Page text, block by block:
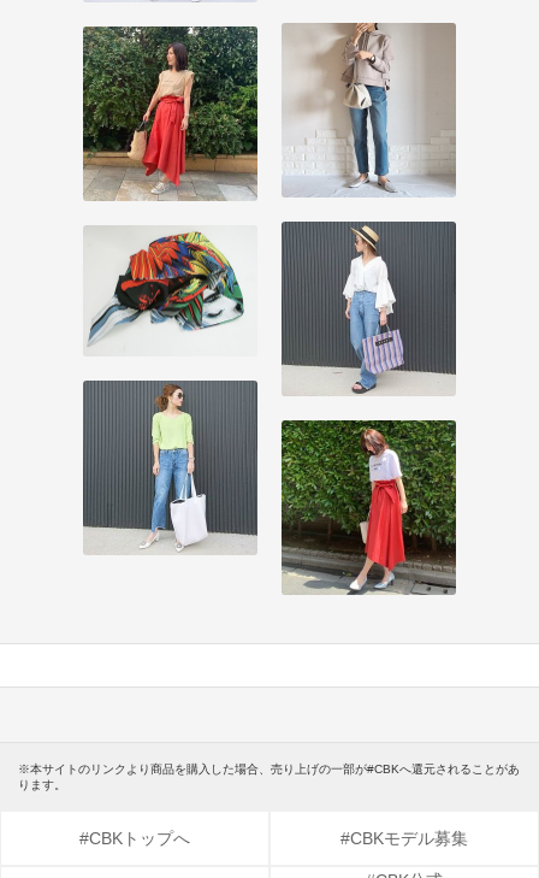
※本サイトのリンクより商品を購入した場合、売り上げの一部が#CBKへ還元されることがあ
ります。
#CBKトップへ #CBKモデル募集